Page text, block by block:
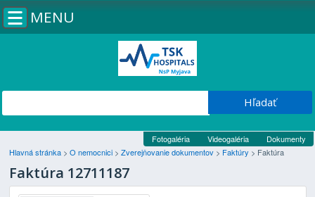
MENU
Fotogaléria Videogaléria
Dokumenty
Hlavná stránka > O nemocnici > Zverejňovanie dokumentov > Faktúry > Faktúra
Faktúra 12711187